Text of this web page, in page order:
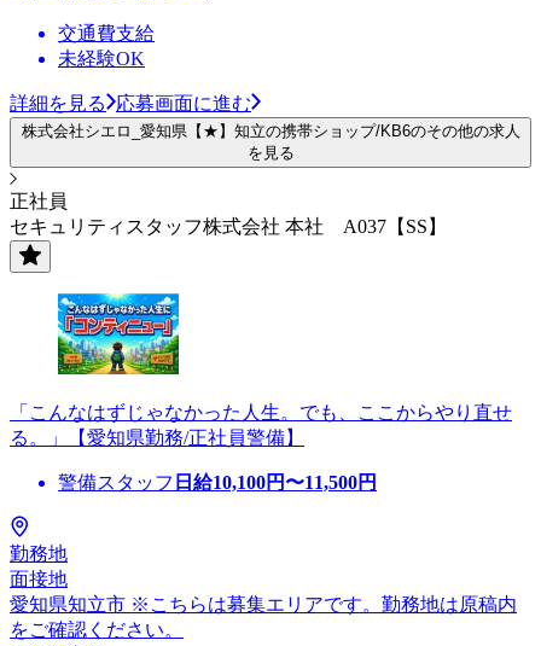
交通費支給
未経験OK
詳細を見る 応募画面に進む
株式会社シエロ_愛知県【★】知立の携帯ショップ/KB6のその他の求人
を見る
正社員
セキュリティスタッフ株式会社 本社 A037【SS】
「こんなはずじゃなかった人生。でも、ここからやり直せ
る。」【愛知県勤務/正社員警備】
警備スタッフ 日給10,100円〜11,500円
勤務地
面接地
愛知県知立市 ※こちらは募集エリアです。勤務地は原稿内
をご確認ください。